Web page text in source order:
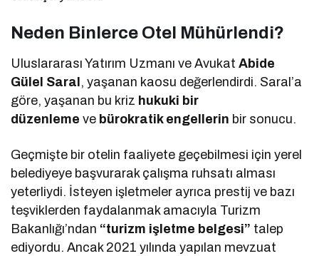
Neden Binlerce Otel Mühürlendi?
Uluslararası Yatırım Uzmanı ve AvukatAbide
Gülel Saral , yaşanan kaosu değerlendirdi. Saral’a
göre, yaşanan bu kriz hukuki bir
düzenleme ve bürokratik engellerin bir sonucu.
Geçmişte bir otelin faaliyete geçebilmesi için yerel
belediyeye başvurarak çalışma ruhsatı alması
yeterliydi. İsteyen işletmeler ayrıca prestij ve bazı
teşviklerden faydalanmak amacıyla Turizm
Bakanlığı’ndan “turizm işletme belgesi” talep
ediyordu. Ancak 2021 yılında yapılan mevzuat